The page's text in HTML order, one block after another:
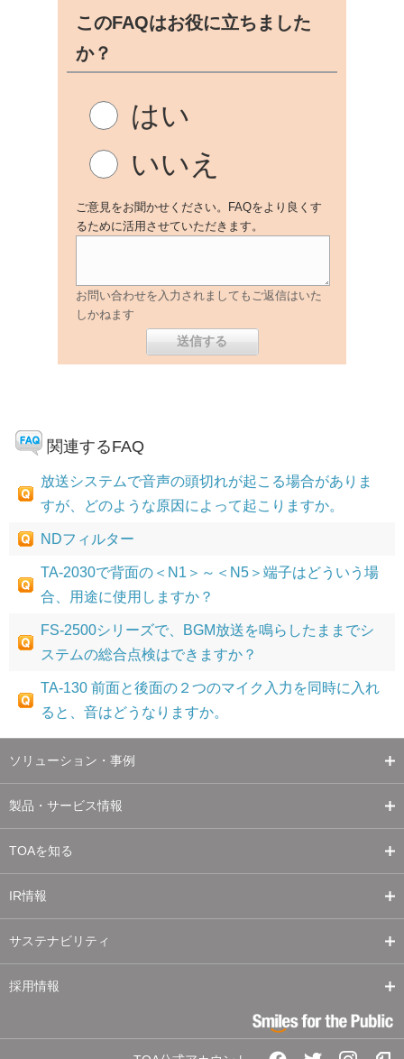
このFAQはお役に立ちました
か？
はい
いいえ
ご意見をお聞かせください。FAQをより良くす
るために活用させていただきます。
お問い合わせを入力されましてもご返信はいた
しかねます
関連するFAQ
放送システムで音声の頭切れが起こる場合がありま
すが、どのような原因によって起こりますか。
NDフィルター
TA-2030で背面の＜N1＞～＜N5＞端子はどういう場
合、用途に使用しますか？
FS-2500シリーズで、BGM放送を鳴らしたままでシ
ステムの総合点検はできますか？
TA-130 前面と後面の２つのマイク入力を同時に入れ
ると、音はどうなりますか。
ソリューション・事例
製品・サービス情報
TOAを知る
IR情報
サステナビリティ
採用情報